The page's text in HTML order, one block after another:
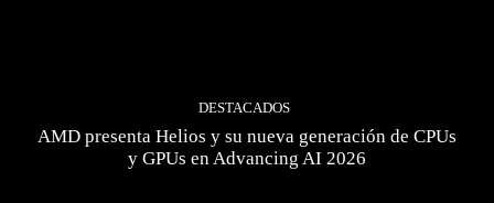
DESTACADOS
AMD presenta Helios y su nueva generación de CPUs
y GPUs en Advancing AI 2026